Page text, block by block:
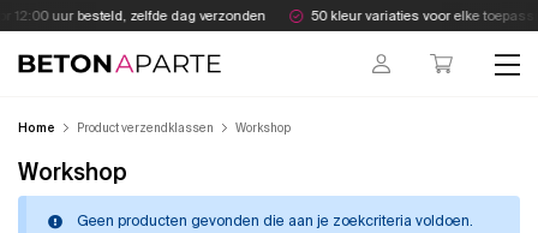
Skip
to
content
12:00 uur besteld, zelfde dag verzonden 50 kleur variaties voor elke
Beton Aparte
Home Product verzendklassen Workshop
Workshop
Geen producten gevonden die aan je zoekcriteria voldoen.